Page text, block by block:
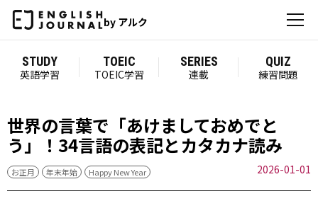
by アルク
STUDY
英語学習
TOEIC
TOEIC学習
SERIES
連載
QUIZ
練習問題
世界の言葉で「あけましておめでと
う」！34言語の表記とカタカナ読み
お正月 年末年始 Happy New Year 2026-01-01